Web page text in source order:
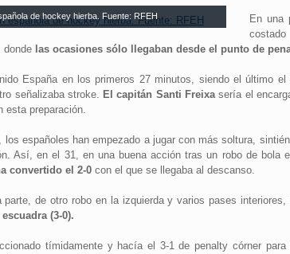
de hockey hierba. Fuente: RFEH
En una
dondelas ocasiones sólo llegaban desde el punto de
España en los primeros 27 minutos, siendo el último
señalizaba stroke. El capitán Santi Freixasería el
esta preparación.
los españoles han empezado a jugar con más soltura,
Así, en el 31, en una buena acción tras un robo de bola
convertido el 2-0con el que se llegaba al descanso.
parte, de otro robo en la izquierda y varios pases
(3-0).
tímidamente y hacía el 3-1 de penalty córner